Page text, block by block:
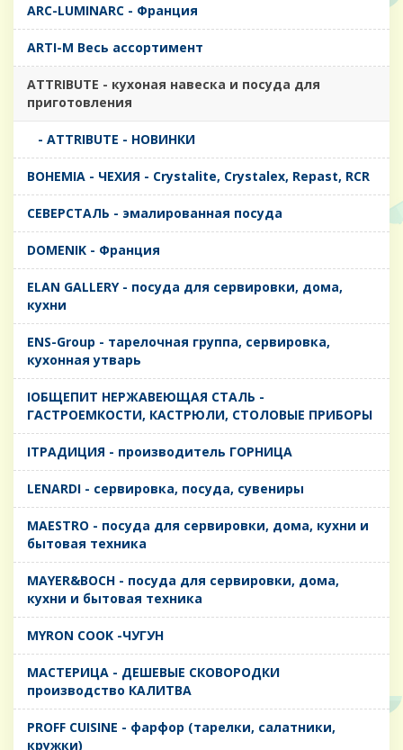
ARC-LUMINARC - Франция
ARTI-M Весь ассортимент
ATTRIBUTE - кухоная навеска и посуда для
приготовления
- ATTRIBUTE - НОВИНКИ
BOHEMIA - ЧЕХИЯ - Crystalite, Crystalex, Repast, RCR
CЕВЕРСТАЛЬ - эмалированная посуда
DOMENIK - Франция
ELAN GALLERY - посуда для сервировки, дома,
кухни
ENS-Group - тарелочная группа, сервировка,
кухонная утварь
IОБЩЕПИТ НЕРЖАВЕЮЩАЯ СТАЛЬ -
ГАСТРОЕМКОСТИ, КАСТРЮЛИ, СТОЛОВЫЕ ПРИБОРЫ
IТРАДИЦИЯ - производитель ГОРНИЦА
LENARDI - сервировка, посуда, сувениры
MAESTRO - посуда для сервировки, дома, кухни и
бытовая техника
MAYER&BOCH - посуда для сервировки, дома,
кухни и бытовая техника
MYRON COOK -ЧУГУН
MАСТЕРИЦА - ДЕШЕВЫЕ СКОВОРОДКИ
производство КАЛИТВА
PROFF CUISINE - фарфор (тарелки, салатники,
кружки)